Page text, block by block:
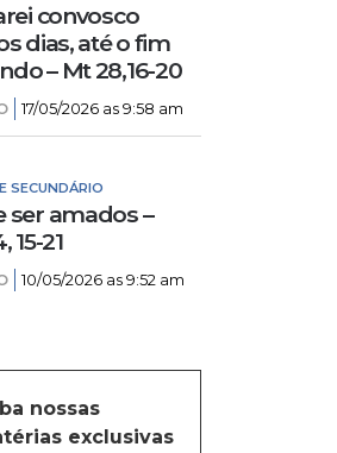
convosco
dias, até o fim
– Mt 28,16-20
17/05/2026 as 9:58 am
SECUNDÁRIO
ser amados –
15-21
10/05/2026 as 9:52 am
nossas
exclusivas